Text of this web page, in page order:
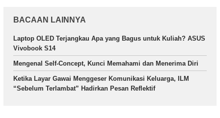
BACAAN LAINNYA
Laptop OLED Terjangkau Apa yang Bagus untuk Kuliah? ASUS
Vivobook S14
Mengenal Self-Concept, Kunci Memahami dan Menerima Diri
Ketika Layar Gawai Menggeser Komunikasi Keluarga, ILM
“Sebelum Terlambat” Hadirkan Pesan Reflektif